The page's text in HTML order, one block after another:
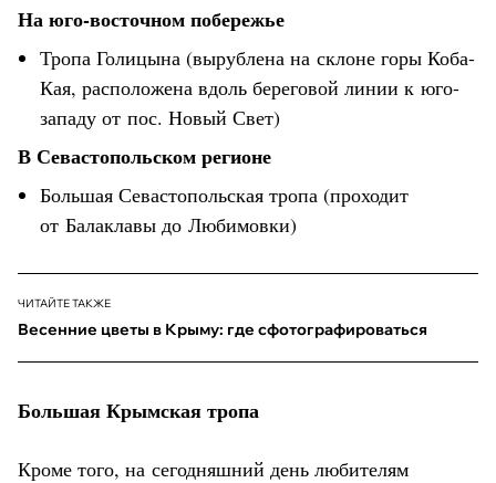
На юго-восточном побережье
Тропа Голицына (вырублена на склоне горы Коба-
Кая, расположена вдоль береговой линии к юго-
западу от пос. Новый Свет)
В Севастопольском регионе
Большая Севастопольская тропа (проходит
от Балаклавы до Любимовки)
ЧИТАЙТЕ ТАКЖЕ
Весенние цветы в Крыму: где сфотографироваться
Большая Крымская тропа
Кроме того, на сегодняшний день любителям